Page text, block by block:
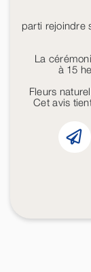
parti rejoindre
La
à 15
Fleurs
Cet avis